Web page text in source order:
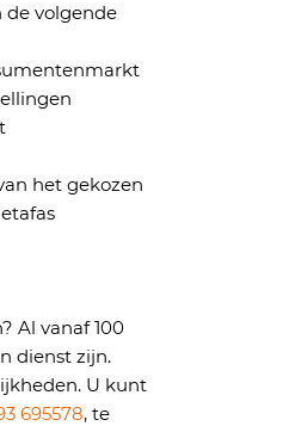
de volgende
het gekozen
Al vanaf 100
dienst zijn.
U kunt
695578, te